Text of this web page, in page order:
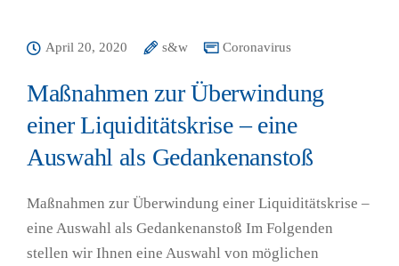
April 20, 2020 s&w Coronavirus
Maßnahmen zur Überwindung
einer Liquiditätskrise – eine
Auswahl als Gedankenanstoß
Maßnahmen zur Überwindung einer Liquiditätskrise –
eine Auswahl als Gedankenanstoß Im Folgenden
stellen wir Ihnen eine Auswahl von möglichen